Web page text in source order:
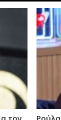
τον
Ρούλα